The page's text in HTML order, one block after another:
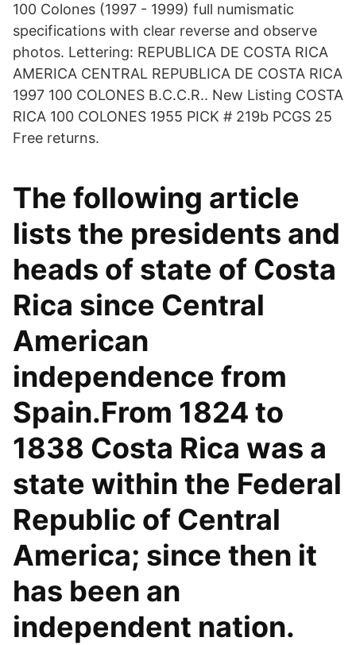
100 Colones (1997 - 1999) full numismatic
specifications with clear reverse and observe
photos. Lettering: REPUBLICA DE COSTA RICA
AMERICA CENTRAL REPUBLICA DE COSTA RICA
1997 100 COLONES B.C.C.R.. New Listing COSTA
RICA 100 COLONES 1955 PICK # 219b PCGS 25
Free returns.
The following article
lists the presidents and
heads of state of Costa
Rica since Central
American
independence from
Spain.From 1824 to
1838 Costa Rica was a
state within the Federal
Republic of Central
America; since then it
has been an
independent nation.